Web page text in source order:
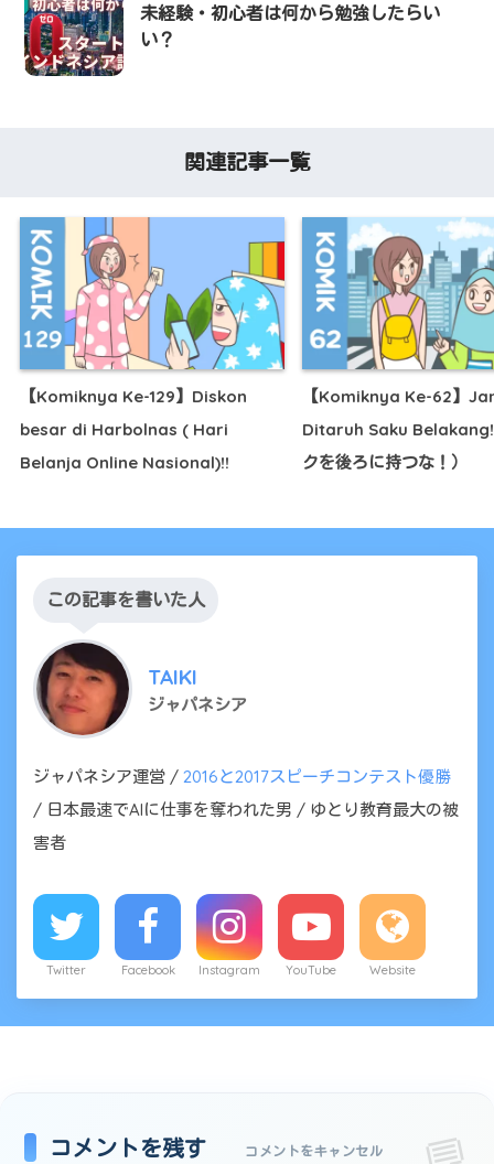
未経験・初心者は何から勉強したらい
い？
関連記事一覧
【Komiknya Ke-129】Diskon
besar di Harbolnas ( Hari
Belanja Online Nasional)!!
【Komiknya Ke-62】
Ditaruh Saku
クを後ろに持つな！）
この記事を書いた人
TAIKI
ジャパネシア
ジャパネシア運営 / 2016と2017スピーチコンテスト優勝
/ 日本最速でAIに仕事を奪われた男 / ゆとり教育最大の被
害者
Twitter Facebook Instagram YouTube Website
コメントを残す コメントをキャンセル